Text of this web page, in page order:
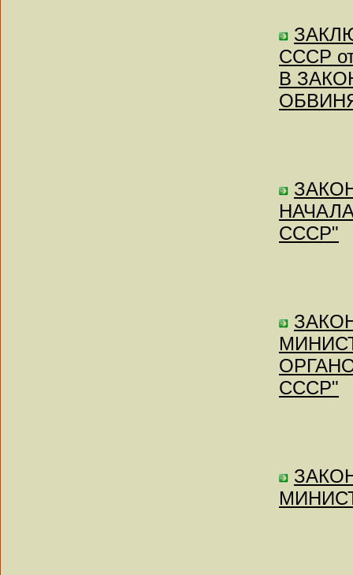
СССР
В
СССР"
СССР"